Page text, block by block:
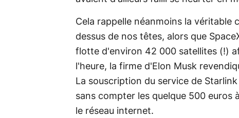
Cela rappelle néanmoins la
dessus de nos têtes, alors que
flotte d'environ 42 000 satellites (!)
l'heure, la firme d'Elon Musk
La souscription du service de
sans compter les quelque 500 euros
le réseau internet.